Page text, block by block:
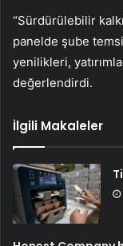
“Sürdürülebilir
panelde şube
yenilikleri,
değerlendirdi.
İlgili Makaleler